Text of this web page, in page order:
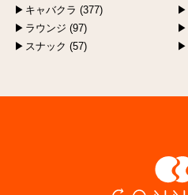
キャバクラ (377)
ラウンジ (97)
スナック (57)